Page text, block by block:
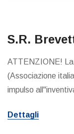
S.R.
ATTENZIONE!
(Associazione
impulso
Dettagli